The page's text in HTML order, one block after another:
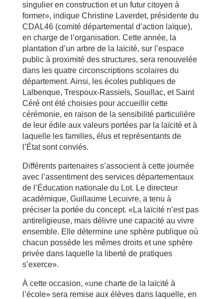
singulier en construction et un futur citoyen à
former», indique Christine Laverdet, présidente du
CDAL46 (comité départemental d’action laïque),
en charge de l’organisation. Cette année, la
plantation d’un arbre de la laïcité, sur l’espace
public à proximité des structures, sera renouvelée
dans les quatre circonscriptions scolaires du
département. Ainsi, les écoles publiques de
Lalbenque, Trespoux-Rassiels, Souillac, et Saint
Céré ont été choisies pour accueillir cette
cérémonie, en raison de la sensibilité particulière
de leur édile aux valeurs portées par la laïcité et à
laquelle les familles, élus et représentants de
l’État sont conviés.
Différents partenaires s’associent à cette journée
avec l’assentiment des services départementaux
de l’Éducation nationale du Lot. Le directeur
académique, Guillaume Lecuivre, a tenu à
préciser la portée du concept. «La laïcité n’est pas
antireligieuse, mais délivre une capacité au vivre
ensemble. Elle détermine une sphère publique où
chacun possède les mêmes droits et une sphère
privée dans laquelle la liberté de pratiques
s’exerce».
À cette occasion, «une charte de la laïcité à
l’école» sera remise aux élèves dans laquelle, en